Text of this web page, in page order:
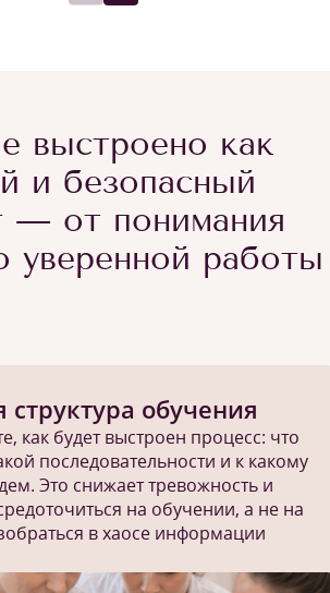
выстроено как
и безопасный
— от понимания
уверенной работы
структура обучения
как будет выстроен процесс: что
последовательности и к какому
Это снижает тревожность и
на обучении, а не на
в хаосе информации